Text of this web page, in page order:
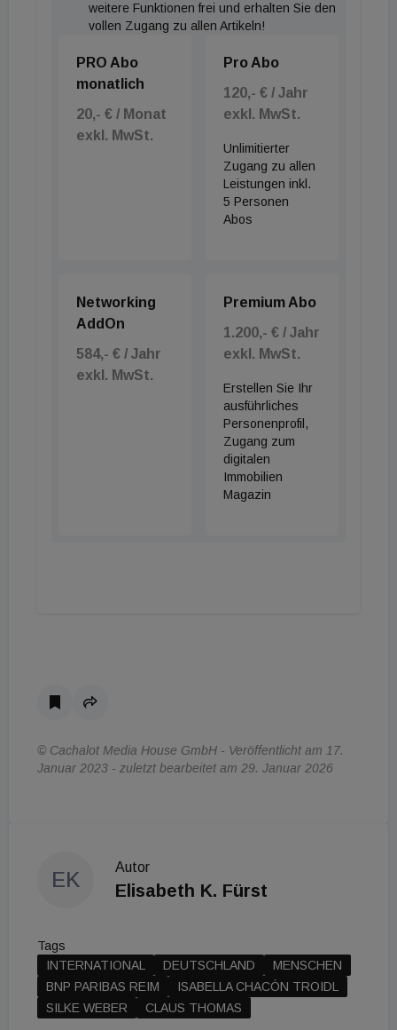
weitere Funktionen frei und erhalten Sie den
vollen Zugang zu allen Artikeln!
PRO Abo
monatlich
20,- € / Monat
exkl. MwSt.
Pro Abo
120,- € / Jahr
exkl. MwSt.
Unlimitierter
Zugang zu allen
Leistungen inkl.
5 Personen
Abos
Networking
AddOn
584,- € / Jahr
exkl. MwSt.
Premium Abo
1.200,- € / Jahr
exkl. MwSt.
Erstellen Sie Ihr
ausführliches
Personenprofil,
Zugang zum
digitalen
Immobilien
Magazin
© Cachalot Media House GmbH - Veröffentlicht am 17.
Januar 2023 - zuletzt bearbeitet am 29. Januar 2026
EK
Autor
Elisabeth K. Fürst
Tags
INTERNATIONAL
DEUTSCHLAND
MENSCHEN
BNP PARIBAS REIM
ISABELLA CHACÓN TROIDL
SILKE WEBER
CLAUS THOMAS